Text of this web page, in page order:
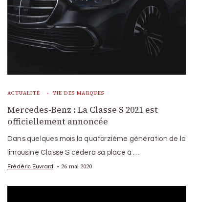
ACTUALITÉ VIE DES MARQUES
Mercedes-Benz : La Classe S 2021 est
officiellement annoncée
Dans quelques mois la quatorzième génération de la
limousine Classe S cédera sa place à …
Frédéric Euvrard 26 mai 2020